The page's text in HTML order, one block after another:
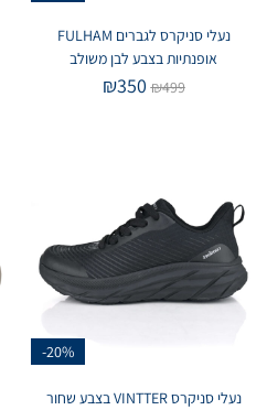
נעלי סניקרס לגברים FULHAM
אופנתיות בצבע לבן משולב
₪499
₪350
-20%
נעלי סניקרס VINTTER בצבע שחור